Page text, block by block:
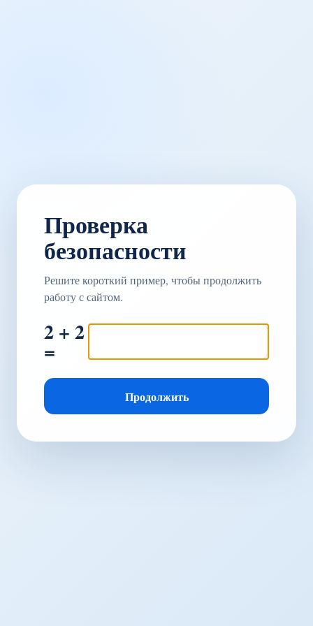
Проверка
безопасности
Решите короткий пример, чтобы продолжить
работу с сайтом.
2 + 2
=
Продолжить